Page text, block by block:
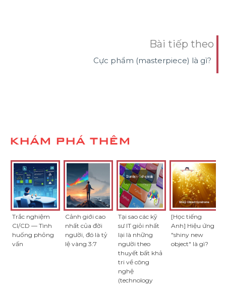
Bài tiếp theo
Cực phẩm (masterpiece) là gì?
KHÁM PHÁ THÊM
Trắc nghiệm
CI/CD — Tình
huống phỏng
vấn
Cảnh giới cao
nhất của đời
người, đó là tỷ
lệ vàng 3:7
Tại sao các kỹ
sư IT giỏi nhất
lại là những
người theo
thuyết bất khả
tri về công
nghệ
(technology
[Học tiếng
Anh] Hiệu ứng
"shiny new
object" là gì?